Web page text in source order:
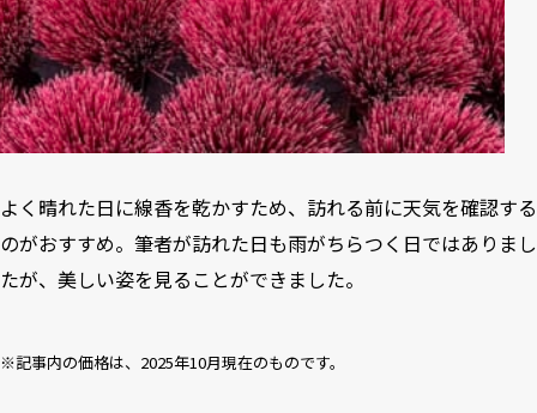
よく晴れた日に線香を乾かすため、訪れる前に天気を確認する
のがおすすめ。筆者が訪れた日も雨がちらつく日ではありまし
たが、美しい姿を見ることができました。
※記事内の価格は、2025年10月現在のものです。